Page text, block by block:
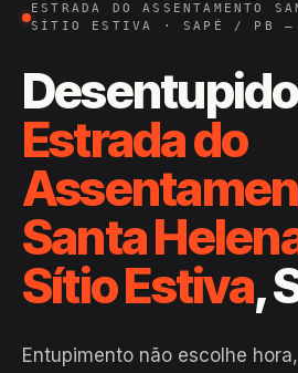
ESTRADA DO ASSENTAMENTO
SÍTIO ESTIVA · SAPÉ / PB —
Estrada do
Santa
Sítio Estiva,
Entupimento não escolhe